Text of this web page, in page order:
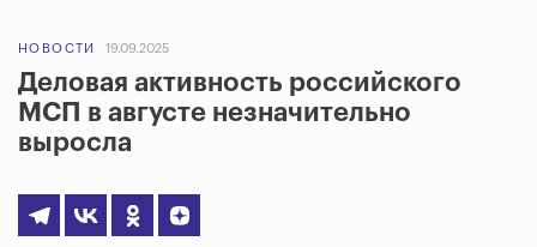
НОВОСТИ 19.09.2025
Деловая активность российского
МСП в августе незначительно
выросла